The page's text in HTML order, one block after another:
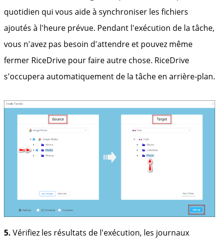
quotidien qui vous aide à synchroniser les fichiers
ajoutés à l'heure prévue. Pendant l'exécution de la tâche,
vous n'avez pas besoin d'attendre et pouvez même
fermer RiceDrive pour faire autre chose. RiceDrive
s'occupera automatiquement de la tâche en arrière-plan.
5. Vérifiez les résultats de l'exécution, les journaux